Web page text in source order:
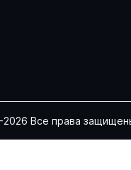
Все права